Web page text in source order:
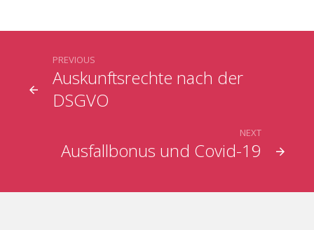
Auskunftsrechte nach der
DSGVO
PREVIOUS
Ausfallbonus und Covid-19
NEXT